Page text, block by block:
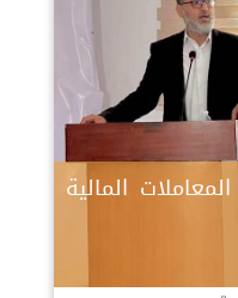
المالية